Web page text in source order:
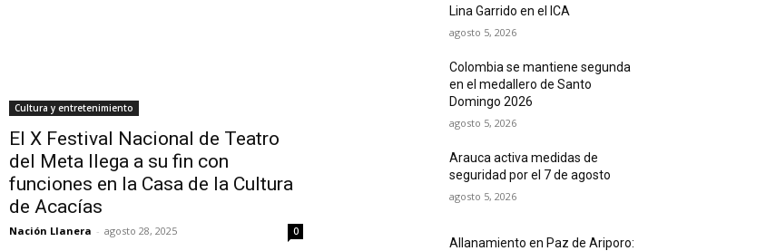
Cultura y entretenimiento
El X Festival Nacional de Teatro
del Meta llega a su fin con
funciones en la Casa de la Cultura
de Acacías
Nación Llanera - agosto 28, 2025 0
Lina Garrido en el ICA
agosto 5, 2026
Colombia se mantiene segunda
en el medallero de Santo
Domingo 2026
agosto 5, 2026
Arauca activa medidas de
seguridad por el 7 de agosto
agosto 5, 2026
Allanamiento en Paz de Ariporo: